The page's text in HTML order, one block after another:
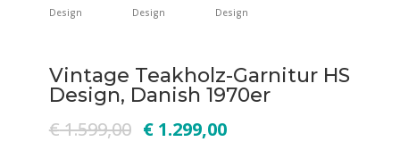
Vintage Teakholz-Garnitur HS
Design, Danish 1970er
€1.599,00 €1.299,00